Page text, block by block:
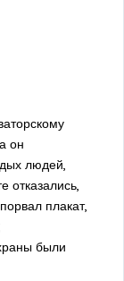
он
людей,
отказались,
плакат,
были